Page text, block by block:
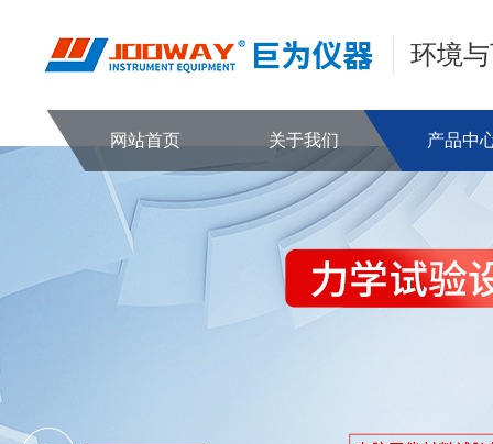
环境
网站首页 关于我们 产品中